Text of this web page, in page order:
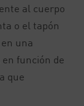
al cuerpo
o el tapón
una
función de
que